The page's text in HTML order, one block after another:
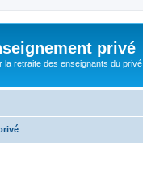
privé
la retraite des enseignants du privé